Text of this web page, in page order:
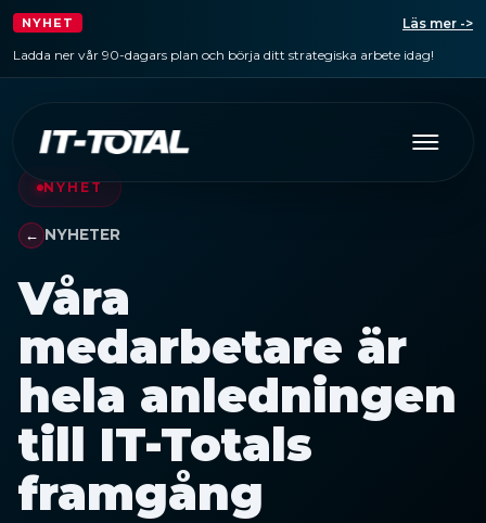
NYHET
Ladda ner vår 90-dagars plan och börja ditt strategiska arbete idag!
Läs mer ->
NYHET
NYHETER
Våra
medarbetare är
hela anledningen
till IT-Totals
framgång